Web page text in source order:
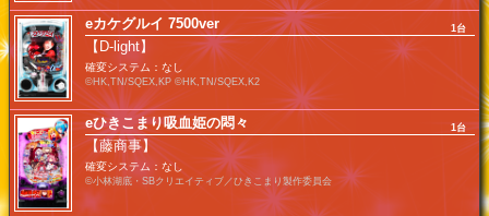
1台
eカケグルイ 7500ver
【D-light】
確変システム：なし
©HK,TN/SQEX,KP ©HK,TN/SQEX,K2
1台
eひきこまり吸血姫の悶々
【藤商事】
確変システム：なし
©小林湖底・SBクリエイティブ／ひきこまり製作委員会